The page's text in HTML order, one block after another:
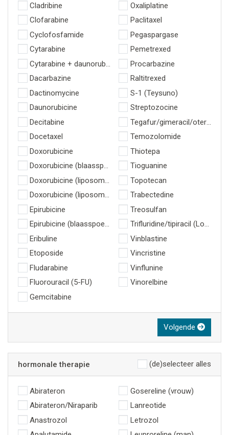
Cladribine
Clofarabine
Cyclofosfamide
Cytarabine
Cytarabine + daunorubicine (Vyxeos)
Dacarbazine
Dactinomycine
Daunorubicine
Decitabine
Docetaxel
Doxorubicine
Doxorubicine (blaasspoeling)
Doxorubicine (liposomaal, gepegyleerd)
Doxorubicine (liposomaal, niet gepegyleerd)
Epirubicine
Epirubicine (blaasspoeling)
Eribuline
Etoposide
Fludarabine
Fluorouracil (5-FU)
Gemcitabine
Oxaliplatine
Paclitaxel
Pegaspargase
Pemetrexed
Procarbazine
Raltitrexed
S-1 (Teysuno)
Streptozocine
Tegafur/gimeracil/oteracil
Temozolomide
Thiotepa
Tioguanine
Topotecan
Trabectedine
Treosulfan
Trifluridine/tipiracil (Lonsurf)
Vinblastine
Vincristine
Vinflunine
Vinorelbine
Volgende
hormonale therapie (de)selecteer alles
Abirateron
Abirateron/Niraparib
Anastrozol
Gosereline (vrouw)
Lanreotide
Letrozol